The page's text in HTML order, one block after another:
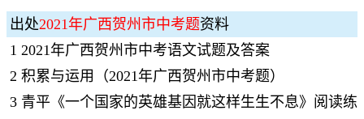
出处2021年广西贺州市中考题资料
1 2021年广西贺州市中考语文试题及答案
2 积累与运用（2021年广西贺州市中考题）
3 青平《一个国家的英雄基因就这样生生不息》阅读练